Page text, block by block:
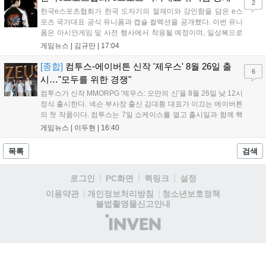
한국e스포츠협회가 한국 도자기의 절제미와 강인함을 담은 e스
포츠 국가대표 공식 유니폼과 캡슐 컬렉션을 공개했다. 이번 유니
폼은 아시안게임 및 사전 행사에서 착용될 예정이며, 일상복으로
구성된 컬렉션은 오는 8월 28일부터 골스튜디오 공식 홈페이지
서는 대회 규정에 따라 별도의 유니폼을 착용할 계획이다....
게임뉴스 | 김규만 17:04
2
[종합] 컴투스-에이버튼 신작 '제우스' 8월 26일 출
시…"모두를 위한 경쟁"
컴투스가 신작 MMORPG '제우스: 오만의 신'을 8월 26일 낮 12시
정식 출시한다. 넥슨 부사장 출신 김대훤 대표가 이끄는 에이버튼
의 첫 작품이다. 컴투스는 7일 쇼케이스를 열고 출시일과 함께 핵
심 콘텐츠, 유료화 정책, 운영 방향을 공개했다. 캐릭터명 선점은
게임뉴스 | 이두현 16:40
6
목록 검색
로그인 PC화면 퀵링크
설정
이용약관
개인정보처리방침
청소년보호정책
불법촬영물신고안내
(주)
인